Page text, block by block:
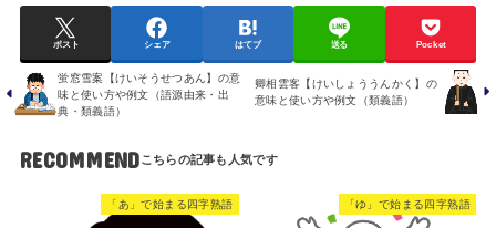
ポスト シェア はてブ 送る Pocket
蛍窓雪案【けいそうせつあん】の意
味と使い方や例文（語源由来・出
典・類義語）
卿相雲客【けいしょううんかく】の
意味と使い方や例文（類義語）
RECOMMEND
「あ」で始まる四字熟語 「ゆ」で始まる四字熟語